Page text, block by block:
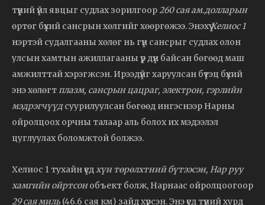
түүний үйл явцыг судлах зорилгоор 260 сая ам.долларын
өртөг бүхий сансрын хөлгийг хөөргөжээ. ЭнэхүүХелиос 1
нэртэй судалгааны хөлөг нь гүн сансрыг судлах олон
улсын хамтын ажиллагааны үр дүн байсан бөгөөд маш
амжилттай хэрэгжсэн. Ирээдүйг харуулсан бүтэц бүхий
энэ хөлөгт плазм, сансрын цацраг, электрон, гэрлийн
мэдрэгчүүдсуурилуулсан бөгөөд ингэснээр Нарны
ойролцоох орчны талаар аль болох их мэдээлэл
цуглуулах боломжтой болжээ.
Хелиос 1 тухайн үед хүн төрөлхтний бүтээсэн, Нар руу
хамгийн ойртсонобъект болж, Нарнаас ойролцоогоор
29 сая миль (46.6 сая км) зайд хүрсэн. Энэ үед түүний хурд